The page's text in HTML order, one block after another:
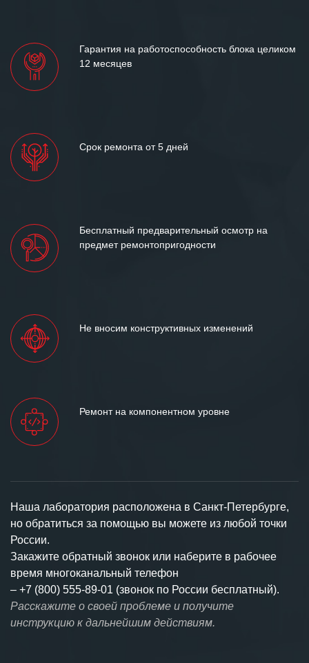
Гарантия на работоспособность блока целиком
12 месяцев
Срок ремонта от 5 дней
Бесплатный предварительный осмотр на
предмет ремонтопригодности
Не вносим конструктивных изменений
Ремонт на компонентном уровне
Наша лаборатория расположена в Санкт-Петербурге,
но обратиться за помощью вы можете из любой точки
России.
Закажите обратный звонок или наберите в рабочее
время многоканальный телефон
– +7 (800) 555-89-01 (звонок по России бесплатный).
Расскажите о своей проблеме и получите
инструкцию к дальнейшим действиям.